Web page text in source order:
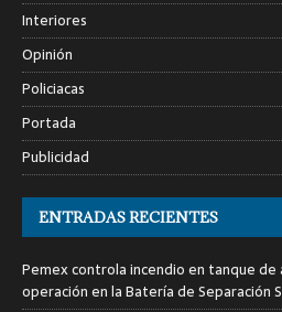
Interiores
Opinión
Policiacas
Portada
Publicidad
ENTRADAS RECIENTES
Pemex controla incendio en tanque
operación en la Batería de Separación